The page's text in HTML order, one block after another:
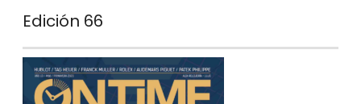
Edición 66